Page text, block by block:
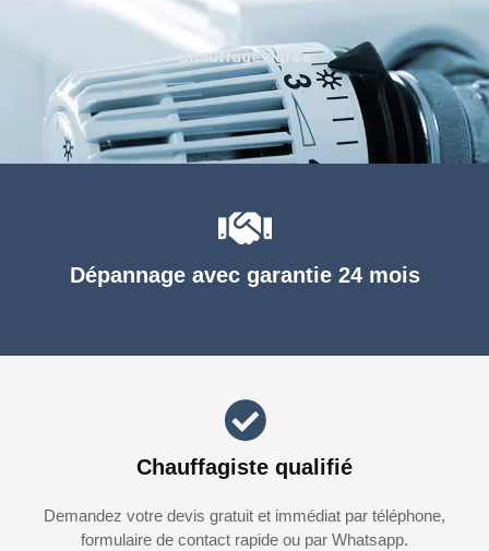
Dépannage avec garantie 24 mois
Chauffagiste qualifié
Demandez votre devis gratuit et immédiat par téléphone,
formulaire de contact rapide ou par Whatsapp.
Chauffage agréé